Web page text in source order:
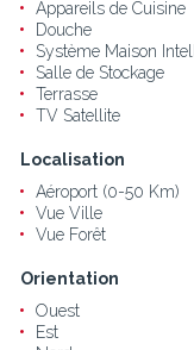
Appareils de Cuisine
Douche
Système Maison
Salle de Stockage
Terrasse
TV Satellite
Localisation
Aéroport (0-50 Km)
Vue Ville
Vue Forêt
Orientation
Ouest
Est